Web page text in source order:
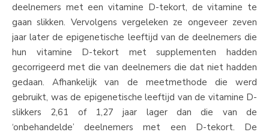
deelnemers met een vitamine D-tekort, de vitamine te
gaan slikken. Vervolgens vergeleken ze ongeveer zeven
jaar later de epigenetische leeftijd van de deelnemers die
hun vitamine D-tekort met supplementen hadden
gecorrigeerd met die van deelnemers die dat niet hadden
gedaan. Afhankelijk van de meetmethode die werd
gebruikt, was de epigenetische leeftijd van de vitamine D-
slikkers 2,61 of 1,27 jaar lager dan die van de
‘onbehandelde’ deelnemers met een D-tekort. De